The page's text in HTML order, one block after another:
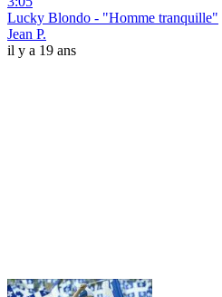
Lucky Blondo - "Homme tranquille"
Jean P.
il y a 19 ans